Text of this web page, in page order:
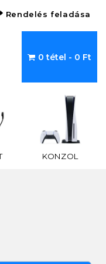
Rendelés feladása
0 tétel - 0 Ft
KONZOL